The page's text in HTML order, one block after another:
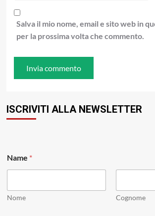
Salva il mio nome, email e sito web in
per la prossima volta che commento.
ISCRIVITI ALLA NEWSLETTER
Name *
Nome Cognome